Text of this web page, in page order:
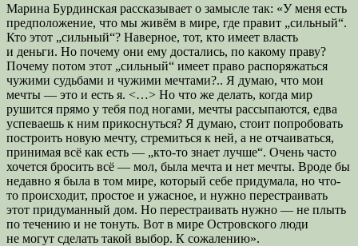
Марина Бурдинская рассказывает о замысле так: «У меня есть
предположение, что мы живём в мире, где правит „сильный“.
Кто этот „сильный“? Наверное, тот, кто имеет власть
и деньги. Но почему они ему достались, по какому праву?
Почему потом этот „сильный“ имеет право распоряжаться
чужими судьбами и чужими мечтами?.. Я думаю, что мои
мечты — это и есть я. <…> Но что же делать, когда мир
рушится прямо у тебя под ногами, мечты рассыпаются, едва
успеваешь к ним прикоснуться? Я думаю, стоит попробовать
построить новую мечту, стремиться к ней, а не отчаиваться,
принимая всё как есть — „кто-то знает лучше“. Очень часто
хочется бросить всё — мол, была мечта и нет мечты. Вроде бы
недавно я была в том мире, который себе придумала, но что-
то происходит, простое и ужасное, и нужно перестраивать
этот придуманный дом. Но перестраивать нужно — не плыть
по течению и не тонуть. Вот в мире Островского люди
не могут сделать такой выбор. К сожалению».